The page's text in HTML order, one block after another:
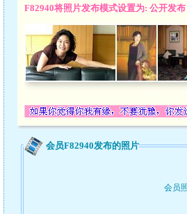
F82940将照片发布模式设置为: 公开发
会员F82940发布的照片
会员